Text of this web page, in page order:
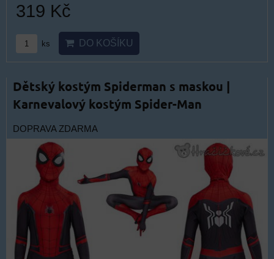
319 Kč
ks DO KOŠÍKU
Dětský kostým Spiderman s maskou |
Karnevalový kostým Spider-Man
DOPRAVA ZDARMA